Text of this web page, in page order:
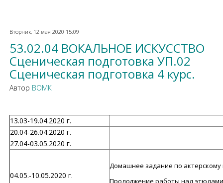
Вторник, 12 мая 2020 15:09
53.02.04 ВОКАЛЬНОЕ ИСКУССТВО
Сценическая подготовка УП.02
Сценическая подготовка 4 курс.
Автор ВОМК
13.03-19.04.2020 г.
20.04-26.04.2020 г.
27.04-03.05.2020 г.
04.05.-10.05.2020 г.
Домашнее задание по актерскому
Продолжение работы над